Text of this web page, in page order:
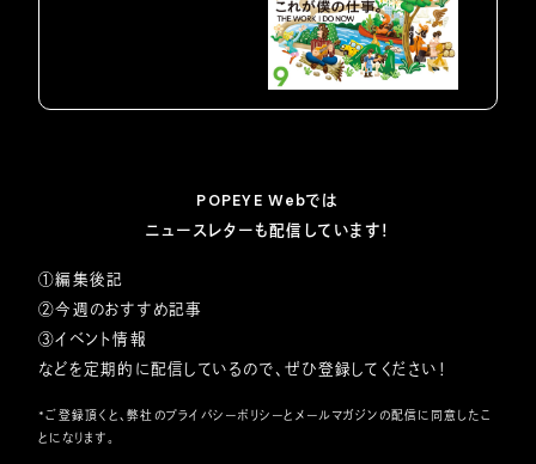
POPEYE Webでは
ニュースレターも配信しています！
①編集後記
②今週のおすすめ記事
③イベント情報
などを定期的に配信しているので、ぜひ登録してください！
*ご登録頂くと、弊社のプライバシーポリシーとメールマガジンの配信に同意したこ
とになります。